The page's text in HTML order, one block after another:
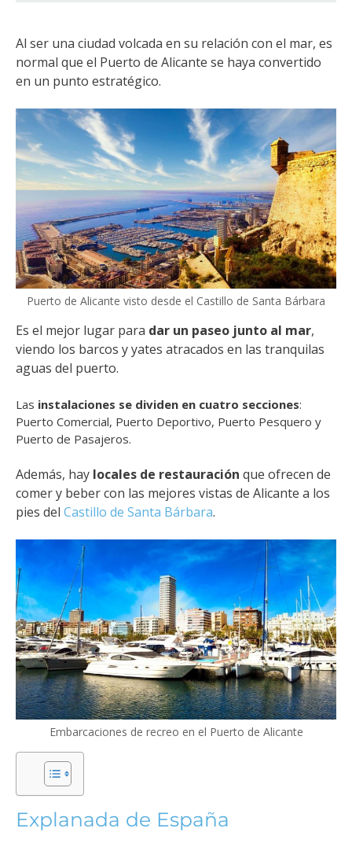
Al ser una ciudad volcada en su relación con el mar, es
normal que el Puerto de Alicante se haya convertido
en un punto estratégico.
Puerto de Alicante visto desde el Castillo de Santa Bárbara
Es el mejor lugar para dar un paseo junto al mar,
viendo los barcos y yates atracados en las tranquilas
aguas del puerto.
Las instalaciones se dividen en cuatro secciones:
Puerto Comercial, Puerto Deportivo, Puerto Pesquero y
Puerto de Pasajeros.
Además, hay locales de restauración que ofrecen de
comer y beber con las mejores vistas de Alicante a los
pies del Castillo de Santa Bárbara.
Embarcaciones de recreo en el Puerto de Alicante
Explanada de España